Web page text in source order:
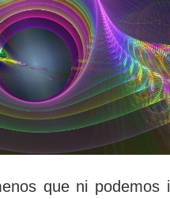
que ni podemos